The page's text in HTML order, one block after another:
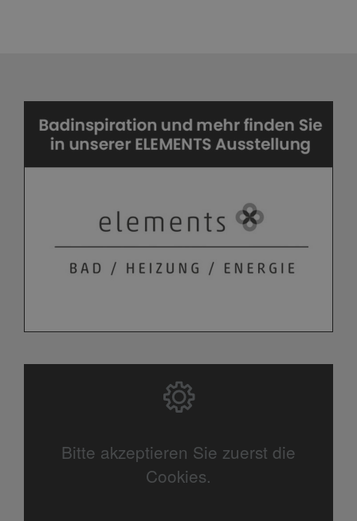
Bitte akzeptieren Sie zuerst die
Cookies.